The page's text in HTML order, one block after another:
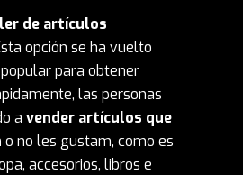
de artículos
opción se ha vuelto
para obtener
las personas
a vender artículos que
o no les gustam, como es
accesorios, libros e